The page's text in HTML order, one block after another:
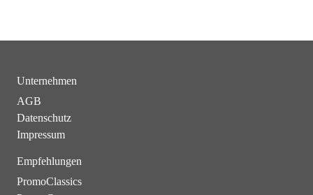
Unternehmen
AGB
Datenschutz
Impressum
Empfehlungen
PromoClassics